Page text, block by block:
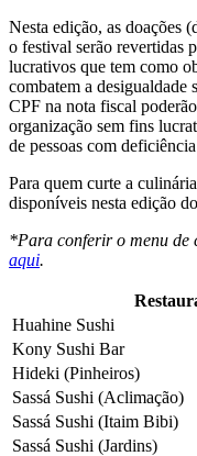
Nesta edição, as doações
o festival serão revertidas
lucrativos que tem como
combatem a desigualdade
CPF na nota fiscal
organização sem fins
de pessoas com
Para quem curte a
disponíveis nesta edição
*Para conferir o menu de
aqui.
Huahine Sushi
Kony Sushi Bar
Hideki (Pinheiros)
Sassá Sushi (Aclimação)
Sassá Sushi (Itaim Bibi)
Sassá Sushi (Jardins)